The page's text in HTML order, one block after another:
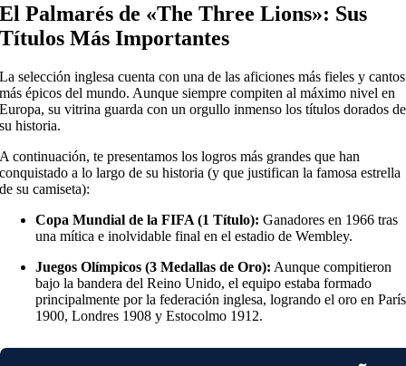
El Palmarés de «The Three Lions»: Sus
Títulos Más Importantes
La selección inglesa cuenta con una de las aficiones más fieles y cantos
más épicos del mundo. Aunque siempre compiten al máximo nivel en
Europa, su vitrina guarda con un orgullo inmenso los títulos dorados de
su historia.
A continuación, te presentamos los logros más grandes que han
conquistado a lo largo de su historia (y que justifican la famosa estrella
de su camiseta):
Copa Mundial de la FIFA (1 Título): Ganadores en 1966 tras
una mítica e inolvidable final en el estadio de Wembley.
Juegos Olímpicos (3 Medallas de Oro): Aunque compitieron
bajo la bandera del Reino Unido, el equipo estaba formado
principalmente por la federación inglesa, logrando el oro en París
1900, Londres 1908 y Estocolmo 1912.